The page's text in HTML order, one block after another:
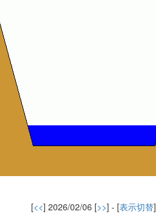
[<<] 2026/02/06 [>>] - [表示切替]